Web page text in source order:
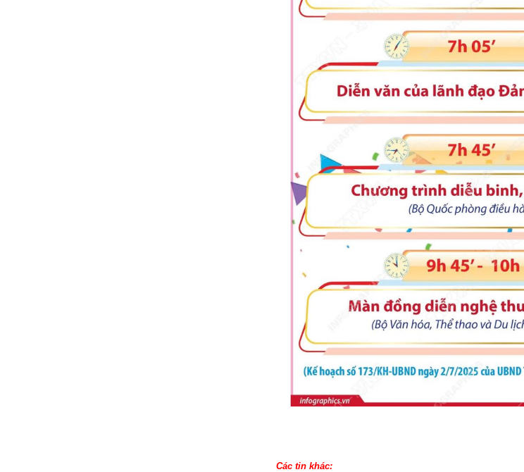
Các tin khác: